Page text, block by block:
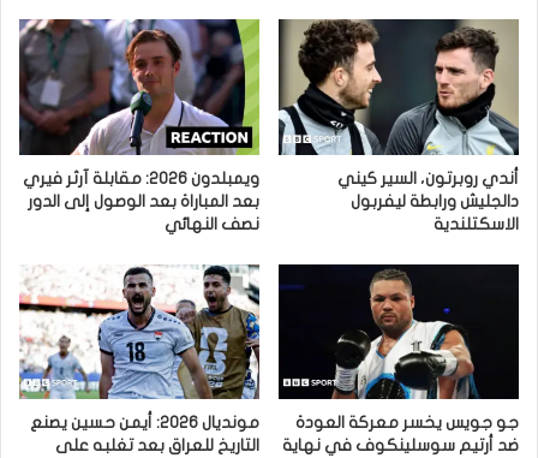
أندي روبرتون، السير كيني
دالجليش ورابطة ليفربول
الاسكتلندية
ويمبلدون 2026: مقابلة آرثر فيري
بعد المباراة بعد الوصول إلى الدور
نصف النهائي
جو جويس يخسر معركة العودة
ضد أرتيم سوسلينكوف في نهاية
مونديال 2026: أيمن حسين يصنع
التاريخ للعراق بعد تغلبه على